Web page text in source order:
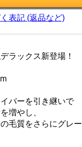
表記 (返品など)
新登場！
バーを引き継いで
増やし、
毛質をさらにグレ